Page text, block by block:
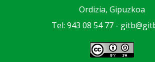
Ordizia, Gipuzkoa
Tel: 943 08 54 77 -